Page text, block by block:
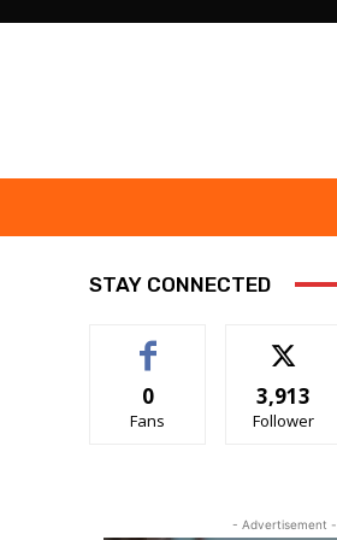
STAY CONNECTED
0
Fans
3,913
Follower
- Advertisement -